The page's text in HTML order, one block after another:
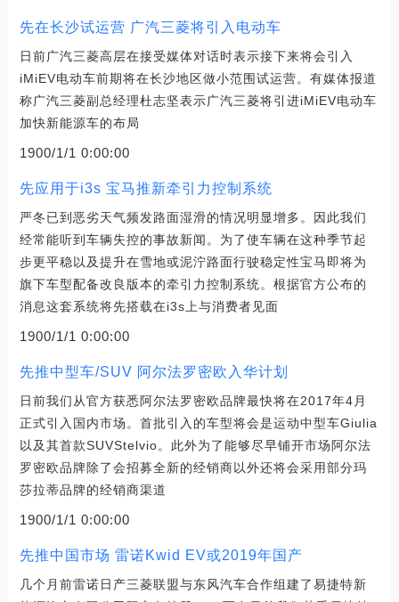
先在长沙试运营 广汽三菱将引入电动车
日前广汽三菱高层在接受媒体对话时表示接下来将会引入
iMiEV电动车前期将在长沙地区做小范围试运营。有媒体报道
称广汽三菱副总经理杜志坚表示广汽三菱将引进iMiEV电动车
加快新能源车的布局
1900/1/1 0:00:00
先应用于i3s 宝马推新牵引力控制系统
严冬已到恶劣天气频发路面湿滑的情况明显增多。因此我们
经常能听到车辆失控的事故新闻。为了使车辆在这种季节起
步更平稳以及提升在雪地或泥泞路面行驶稳定性宝马即将为
旗下车型配备改良版本的牵引力控制系统。根据官方公布的
消息这套系统将先搭载在i3s上与消费者见面
1900/1/1 0:00:00
先推中型车/SUV 阿尔法罗密欧入华计划
日前我们从官方获悉阿尔法罗密欧品牌最快将在2017年4月
正式引入国内市场。首批引入的车型将会是运动中型车Giulia
以及其首款SUVStelvio。此外为了能够尽早铺开市场阿尔法
罗密欧品牌除了会招募全新的经销商以外还将会采用部分玛
莎拉蒂品牌的经销商渠道
1900/1/1 0:00:00
先推中国市场 雷诺Kwid EV或2019年国产
几个月前雷诺日产三菱联盟与东风汽车合作组建了易捷特新